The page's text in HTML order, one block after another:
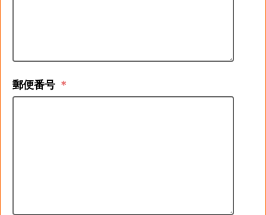
郵便番号 ＊